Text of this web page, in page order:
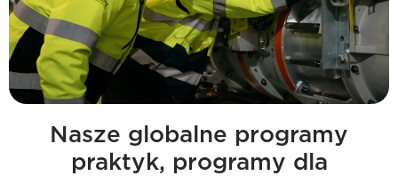
Nasze globalne programy
praktyk, programy dla